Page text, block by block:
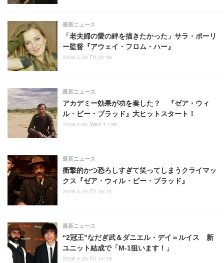
「老夫婦の愛の絆を描きたかった」サラ・ポーリ
ー監督『アウェイ・フロム・ハー』
最新ニュース
2008.5.30 Fri 20:48
アカデミー効果が功を奏した？ 『ゼア・ウィ
ル・ビー・ブラッド』大ヒットスタート！
最新ニュース
2008.4.30 Wed 17:38
衝撃的かつ恐ろしすぎて笑ってしまうクライマッ
クス『ゼア・ウィル・ビー・ブラッド』
最新ニュース
2008.4.25 Fri 16:14
“2冠王”なだぎ武＆ダニエル・デイ＝ルイス 新
ユニット結成で「M-1狙います！」
最新ニュース
2008.4.25 Fri 11:19